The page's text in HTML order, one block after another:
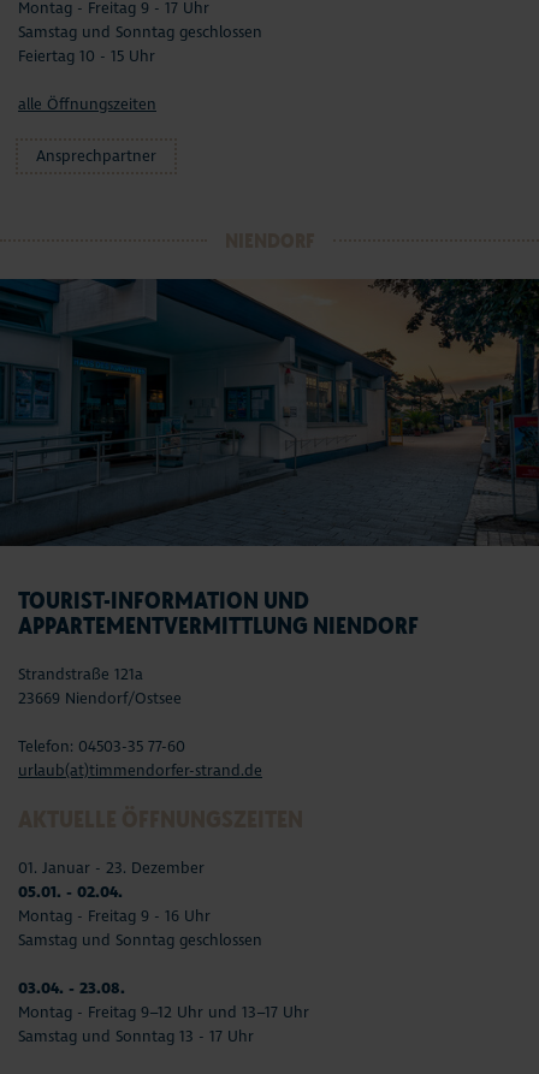
Montag - Freitag 9 - 17 Uhr
Samstag und Sonntag geschlossen
Feiertag 10 - 15 Uhr
alle Öffnungszeiten
Ansprechpartner
TOURIST-INFORMATION UND
APPARTEMENTVERMITTLUNG NIENDORF
Strandstraße 121a
23669 Niendorf/Ostsee
Telefon: 04503-35 77-60
urlaub(at)timmendorfer-strand.de
01. Januar - 23. Dezember
05.01. - 02.04.
Montag - Freitag 9 - 16 Uhr
Samstag und Sonntag geschlossen
03.04. - 23.08.
Montag - Freitag 9–12 Uhr und 13–17 Uhr
Samstag und Sonntag 13 - 17 Uhr